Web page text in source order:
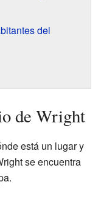
del
de Wright
está un lugar y
se encuentra